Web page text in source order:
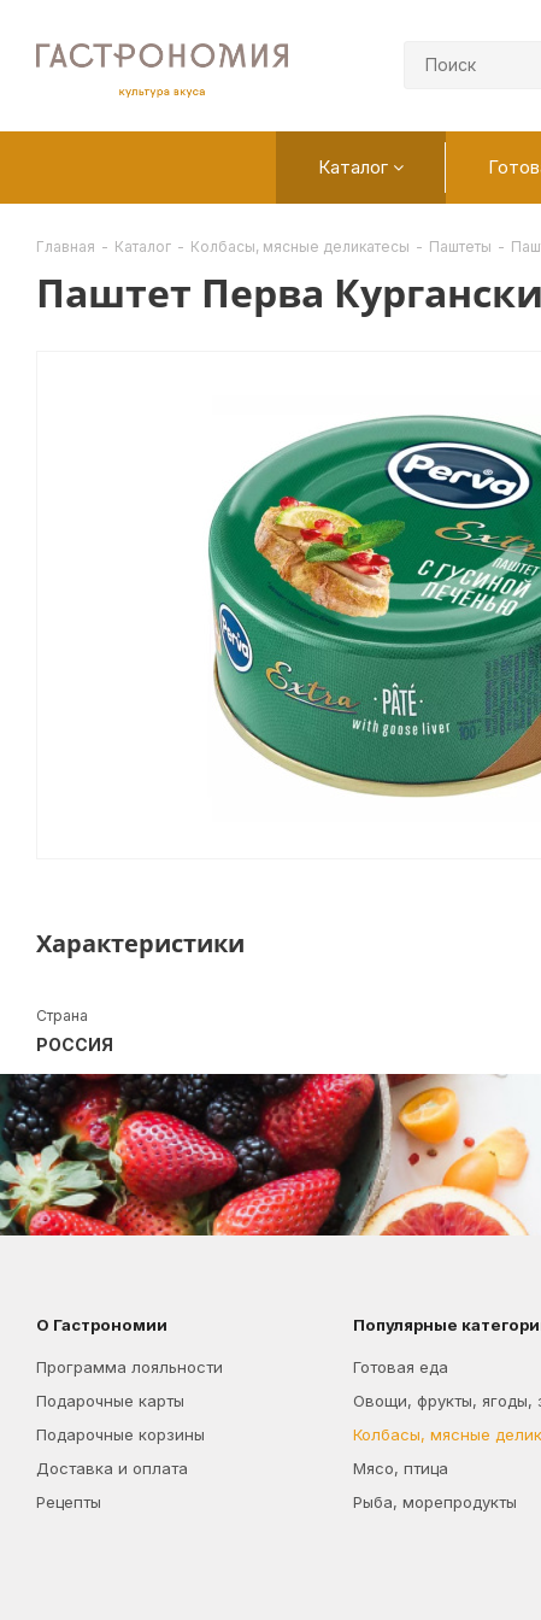
Каталог
Главная - Каталог - Колбасы, мясные деликатесы - Паштеты -
Паштет Перва
Характеристики
Страна
РОССИЯ
О Гастрономии
Программа лояльности
Подарочные карты
Подарочные корзины
Доставка и оплата
Рецепты
Популярные
Готовая еда
Овощи, фрукты, ягоды,
Колбасы, мясные
Мясо, птица
Рыба, морепродукты